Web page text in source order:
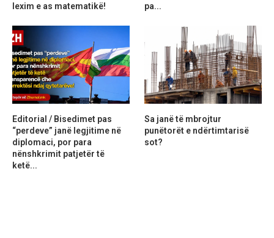
lexim e as matematikë!
pa...
Editorial / Bisedimet pas
“perdeve” janë legjitime në
diplomaci, por para
nënshkrimit patjetër të
ketë...
Sa janë të mbrojtur
punëtorët e ndërtimtarisë
sot?